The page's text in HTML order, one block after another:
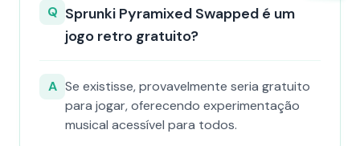
Q Sprunki Pyramixed Swapped é um
jogo retro gratuito?
A Se existisse, provavelmente seria gratuito
para jogar, oferecendo experimentação
musical acessível para todos.